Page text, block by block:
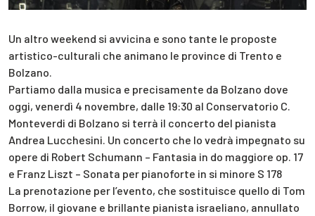
Un altro weekend si avvicina e sono tante le proposte
artistico-culturali che animano le province di Trento e
Bolzano.
Partiamo dalla musica e precisamente da Bolzano dove
oggi, venerdì 4 novembre, dalle 19:30 al Conservatorio C.
Monteverdi di Bolzano si terrà il concerto del pianista
Andrea Lucchesini. Un concerto che lo vedrà impegnato su
opere di Robert Schumann – Fantasia in do maggiore op. 17
e Franz Liszt – Sonata per pianoforte in si minore S 178
La prenotazione per l’evento, che sostituisce quello di Tom
Borrow, il giovane e brillante pianista israeliano, annullato